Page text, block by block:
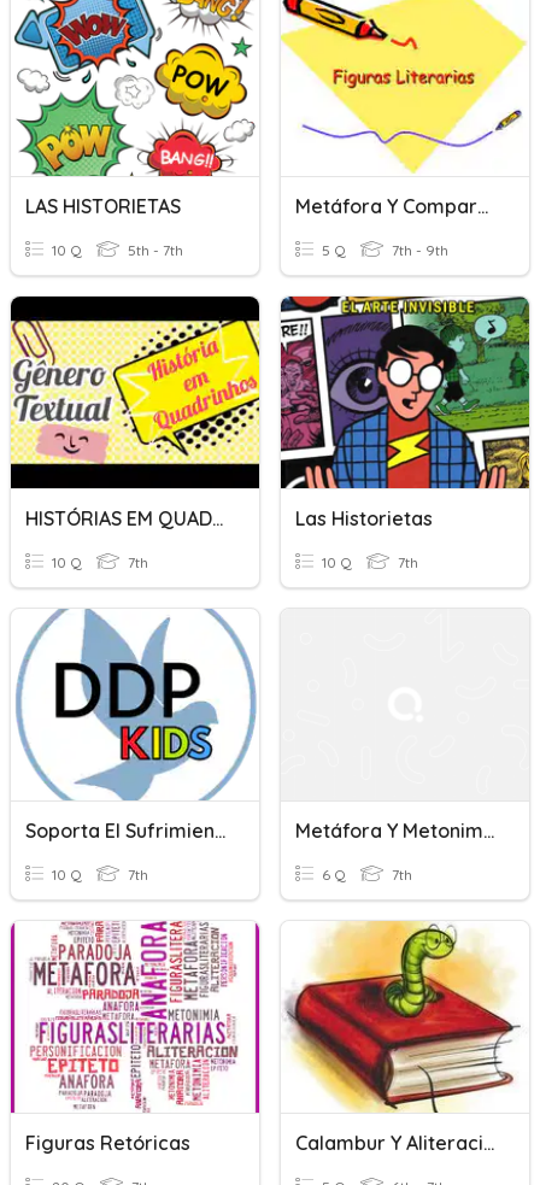
LAS HISTORIETAS
10 Q 5th - 7th
Metáfora Y Comparación
5 Q 7th - 9th
HISTÓRIAS EM QUADRINHOS
10 Q 7th
Las Historietas
10 Q 7th
Soporta El Sufrimiento
10 Q 7th
Metáfora Y Metonimia
6 Q 7th
Figuras Retóricas Calambur Y Aliteracion ;)